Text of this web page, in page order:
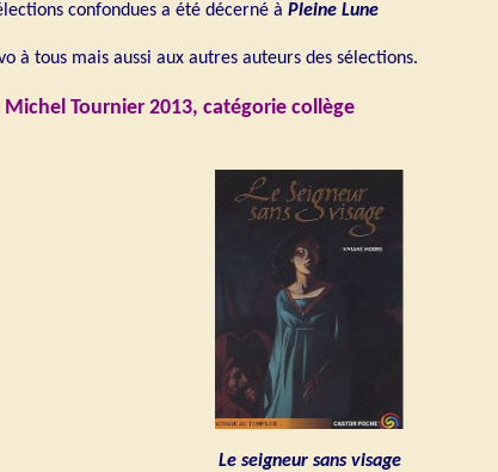
confondues a été décerné à Pleine Lune
à tous mais aussi aux autres auteurs des sélections.
Tournier 2013, catégorie collège
Le seigneur sans visage